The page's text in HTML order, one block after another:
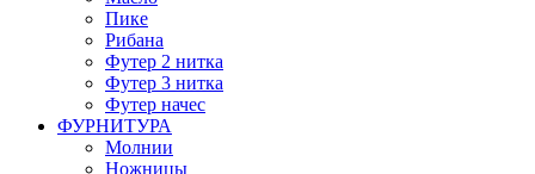
Пике
Рибана
Футер 2 нитка
Футер 3 нитка
Футер начес
ФУРНИТУРА
Молнии
Ножницы